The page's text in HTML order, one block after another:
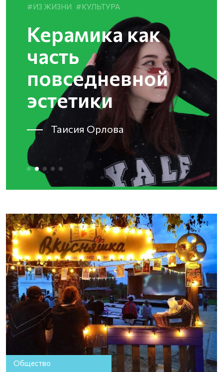
ИЗ ЖИЗНИ КУЛЬТУРА
Керамика как
часть
повседневной
эстетики
Таисия Орлова
Общество